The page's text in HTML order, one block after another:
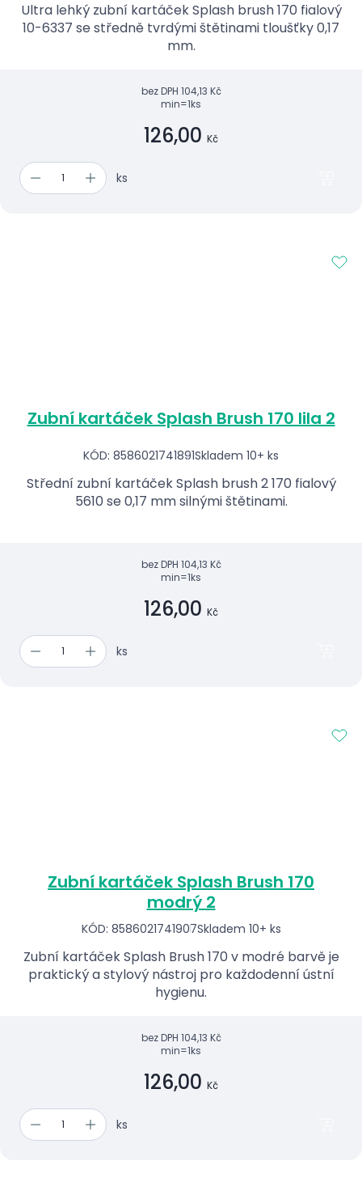
Ultra lehký zubní kartáček Splash brush 170 fialový
10-6337 se středně tvrdými štětinami tloušťky 0,17
mm.
bez DPH 104,13 Kč
min=1ks
126,00 Kč
ks
Zubní kartáček Splash Brush 170 lila 2
KÓD: 8586021741891Skladem 10+ ks
Střední zubní kartáček Splash brush 2 170 fialový
5610 se 0,17 mm silnými štětinami.
bez DPH 104,13 Kč
min=1ks
126,00 Kč
ks
Zubní kartáček Splash Brush 170
modrý 2
KÓD: 8586021741907Skladem 10+ ks
Zubní kartáček Splash Brush 170 v modré barvě je
praktický a stylový nástroj pro každodenní ústní
hygienu.
bez DPH 104,13 Kč
min=1ks
126,00 Kč
ks